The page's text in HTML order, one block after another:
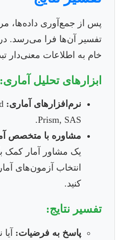
پس از جمع‌آوری داده‌ها،
تفسیر آن‌ها فرا می‌رسد.
خام به اطلاعات معنی‌دار
ابزارهای تحلیل آماری:
نرم‌افزارهای آماری:
Prism, SAS.
مشاوره با متخصص
یک مشاور آمار کمک
انتخاب آزمون‌های
کنید.
تفسیر نتایج:
پاسخ به فرضیات: